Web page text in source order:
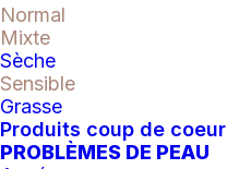
Normal
Mixte
Sèche
Sensible
Grasse
Produits coup de coeur
PROBLÈMES DE PEAU
109.20
quantité
de
OsmosisAJOUTER AU PANIER